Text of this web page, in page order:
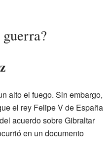
alto el fuego. Sin embargo,
el rey Felipe V de España
acuerdo sobre Gibraltar
en un documento